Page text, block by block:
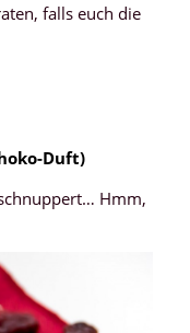
falls euch die
Duft)
Hmm,